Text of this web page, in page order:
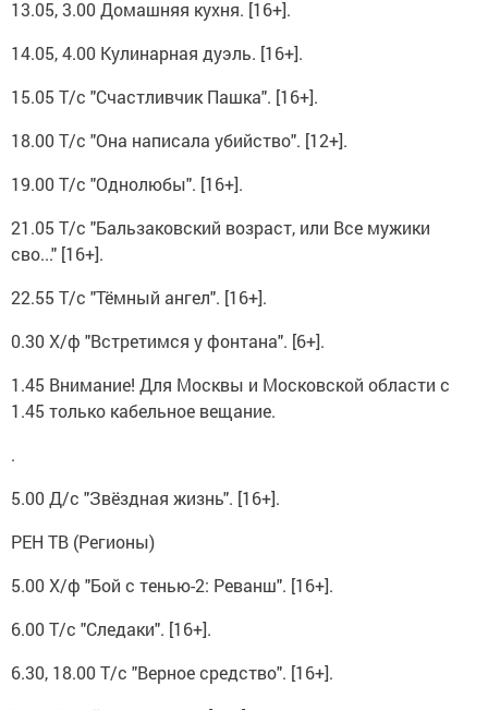
13.05, 3.00 Домашняя кухня. [16+].
14.05, 4.00 Кулинарная дуэль. [16+].
15.05 Т/с "Счастливчик Пашка". [16+].
18.00 Т/с "Она написала убийство". [12+].
19.00 Т/с "Однолюбы". [16+].
21.05 Т/с "Бальзаковский возраст, или Все мужики
сво..." [16+].
22.55 Т/с "Тёмный ангел". [16+].
0.30 Х/ф "Встретимся у фонтана". [6+].
1.45 Внимание! Для Москвы и Московской области с
1.45 только кабельное вещание.
.
5.00 Д/с "Звёздная жизнь". [16+].
РЕН ТВ (Регионы)
5.00 Х/ф "Бой с тенью-2: Реванш". [16+].
6.00 Т/с "Следаки". [16+].
6.30, 18.00 Т/с "Верное средство". [16+].